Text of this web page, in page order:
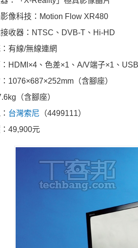
像科技：Motion Flow XR480
收器：NTSC、DVB-T、Hi-HD
有線/無線連網
HDMI×4、色差×1、A/V端子×1、
1076×687×252mm（含腳座）
（含腳座）
台灣索尼 （4499111）
49,900元